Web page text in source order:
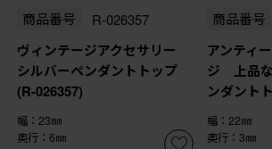
商品番号 R-026357
ヴィンテージアクセサリー
シルバーペンダントトップ
(R-026357)
幅：23㎜
奥行：6㎜
商品番号
アンティ
ジ 上品
ンダント
幅：22㎜
奥行：3㎜